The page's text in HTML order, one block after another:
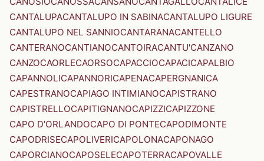
CANTALUPACANTALUPO IN SABINACANTALUPO LIGURE
CANTALUPO NEL SANNIOCANTARANACANTELLO
CANTERANOCANTIANOCANTOIRACANTU'CANZANO
CANZOCAORLECAORSOCAPACCIOCAPACICAPALBIO
CAPANNOLICAPANNORICAPENACAPERGNANICA
CAPESTRANOCAPIAGO INTIMIANOCAPISTRANO
CAPISTRELLOCAPITIGNANOCAPIZZICAPIZZONE
CAPO D'ORLANDOCAPO DI PONTECAPODIMONTE
CAPODRISECAPOLIVERICAPOLONACAPONAGO
CAPORCIANOCAPOSELECAPOTERRACAPOVALLE